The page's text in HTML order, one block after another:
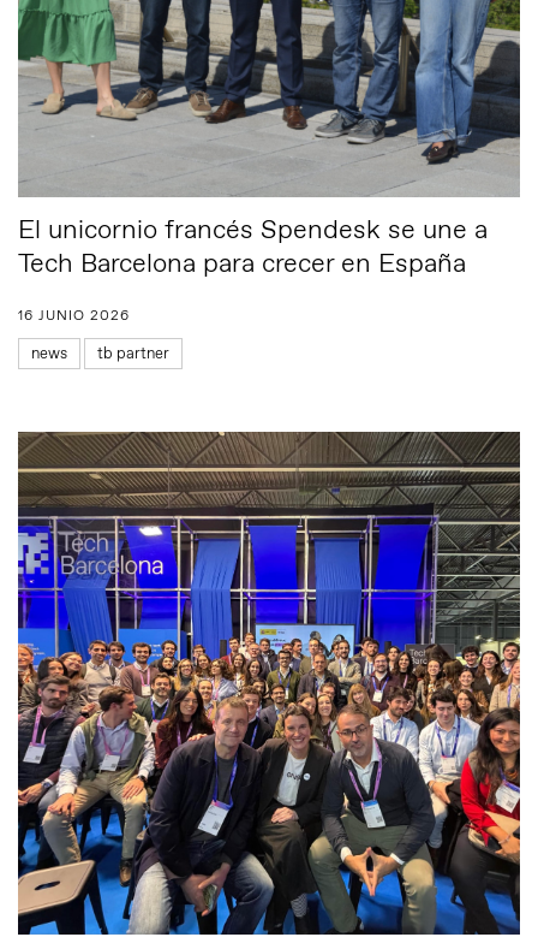
El unicornio francés Spendesk se une a
Tech Barcelona para crecer en España
16 JUNIO 2026
news tb partner